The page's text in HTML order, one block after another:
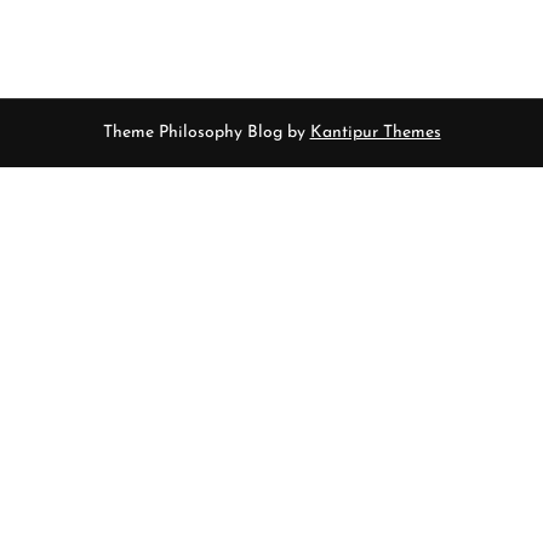
Theme Philosophy Blog by Kantipur Themes